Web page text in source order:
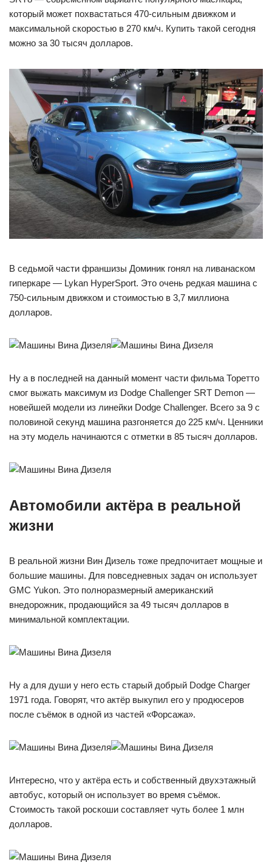
который может похвастаться 470-сильным движком и
максимальной скоростью в 270 км/ч. Купить такой сегодня
можно за 30 тысяч долларов.
В седьмой части франшизы Доминик гонял на ливанаском
гиперкаре — Lykan HyperSport. Это очень редкая машина с
750-сильным движком и стоимостью в 3,7 миллиона
долларов.
Ну а в последней на данный момент части фильма Торетто
смог выжать максимум из Dodge Challenger SRT Demon —
новейшей модели из линейки Dodge Challenger. Всего за 9 с
половиной секунд машина разгоняется до 225 км/ч. Ценники
на эту модель начинаются с отметки в 85 тысяч долларов.
Автомобили актёра в реальной
жизни
В реальной жизни Вин Дизель тоже предпочитает мощные и
большие машины. Для повседневных задач он использует
GMC Yukon. Это полноразмерный американский
внедорожник, продающийся за 49 тысяч долларов в
минимальной комплектации.
Ну а для души у него есть старый добрый Dodge Charger
1971 года. Говорят, что актёр выкупил его у продюсеров
после съёмок в одной из частей «Форсажа».
Интересно, что у актёра есть и собственный двухэтажный
автобус, который он использует во время съёмок.
Стоимость такой роскоши составляет чуть более 1 млн
долларов.